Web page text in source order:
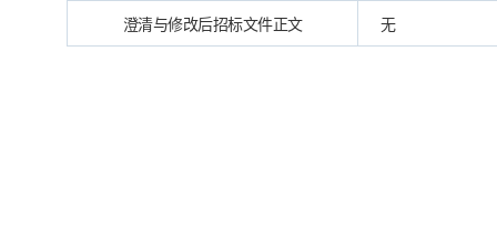
澄清与修改后招标文件正文 无